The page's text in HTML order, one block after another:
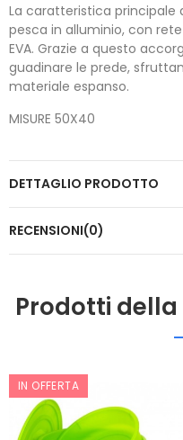
La caratteristica principale
pesca in alluminio, con
EVA. Grazie a questo
guadinare le prede,
materiale espanso.
MISURE 50X40
DETTAGLIO PRODOTTO
RECENSIONI(0)
Prodotti
IN OFFERTA